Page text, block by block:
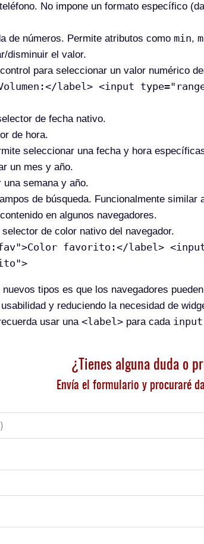
No impone un formato específico
de números. Permite atributos como min,
disminuir el valor.
para seleccionar un valor numérico
label> <input
de fecha nativo.
de hora.
seleccionar una fecha y hora
un mes y año.
semana y año.
de búsqueda. Funcionalmente similar
en algunos navegadores.
de color nativo del navegador.
favorito:</label>
tipos es que los navegadores
y reduciendo la necesidad de
usar una <label> para cada input
¿Tienes alguna duda o
Envía el formulario y procuraré